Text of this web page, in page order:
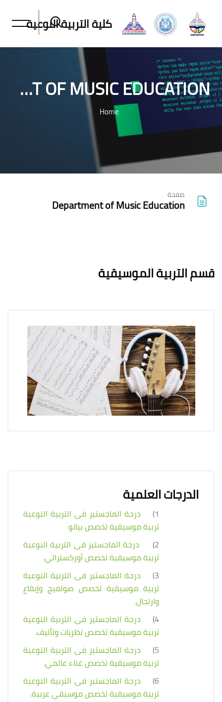
كلية التربية النوعية
DEPARTMENT OF MUSIC EDUCATION
Home
صفحة
Department of Music Education
الكتل
قسم التربية الموسيقية
الدرجات العلمية
1)
درجة الماجستير فى التربية النوعية
تربية موسيقية تخصص بيانو
2)
درجة الماجستير فى التربية النوعية
تربية موسيقية تخصص أوركسترالي.
3)
درجة الماجستير فى التربية النوعية
تربية موسيقية تخصص صولفيج وإيقاع
وارتجال.
4)
درجة الماجستير فى التربية النوعية
تربية موسيقية تخصص نظريات وتأليف.
5)
درجة الماجستير فى التربية النوعية
تربية موسيقية تخصص غناء عالمي.
6)
درجة الماجستير فى التربية النوعية
تربية موسيقية تخصص موسيقي عربية.